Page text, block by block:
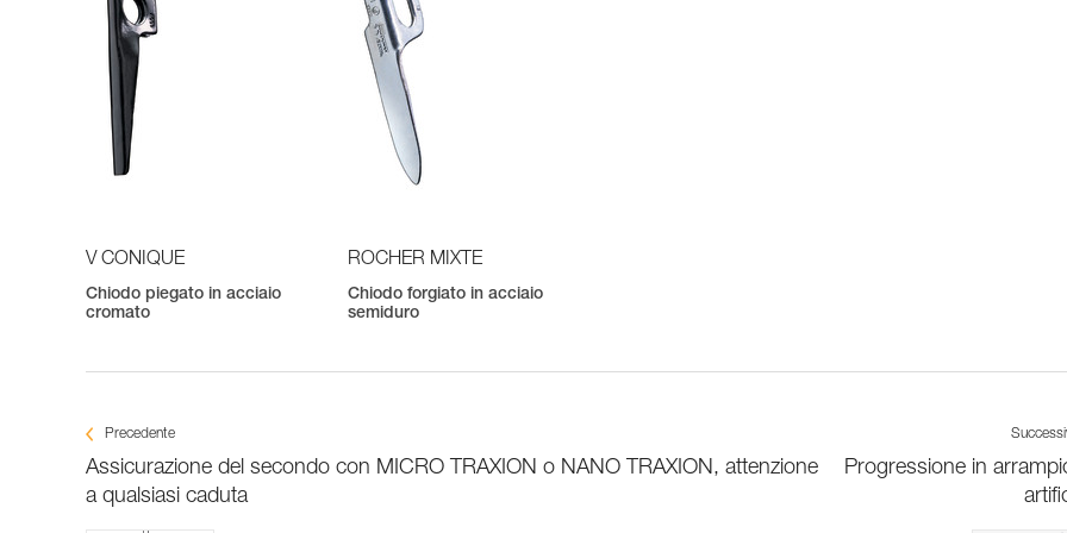
V CONIQUE
Chiodo piegato in acciaio
cromato
ROCHER MIXTE
Chiodo forgiato in acciaio
semiduro
Precedente
Assicurazione del secondo con MICRO TRAXION o NANO TRAXION, attenzione
a qualsiasi caduta
Progressione in